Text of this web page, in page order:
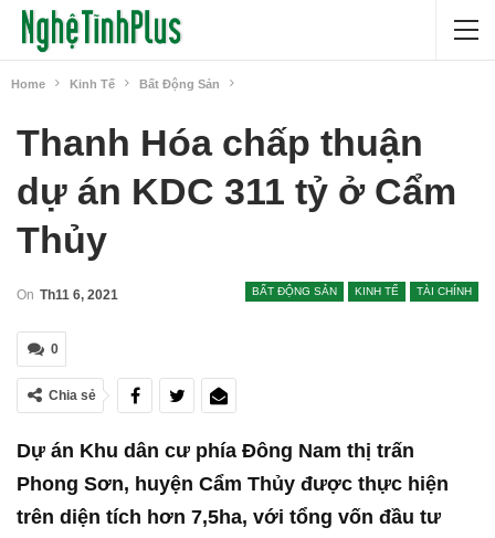
Home Kinh Tế Bất Động Sản
Thanh Hóa chấp thuận
dự án KDC 311 tỷ ở Cẩm
Thủy
BẤT ĐỘNG SẢN KINH TẾ TÀI CHÍNH
On Th11 6, 2021
0
Chia sẻ
Dự án Khu dân cư phía Đông Nam thị trấn
Phong Sơn, huyện Cẩm Thủy được thực hiện
trên diện tích hơn 7,5ha, với tổng vốn đầu tư